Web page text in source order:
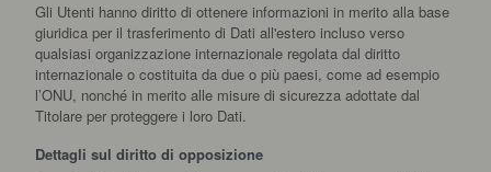
Gli Utenti hanno diritto di ottenere informazioni in merito alla base
giuridica per il trasferimento di Dati all'estero incluso verso
qualsiasi organizzazione internazionale regolata dal diritto
internazionale o costituita da due o più paesi, come ad esempio
l’ONU, nonché in merito alle misure di sicurezza adottate dal
Titolare per proteggere i loro Dati.
Dettagli sul diritto di opposizione